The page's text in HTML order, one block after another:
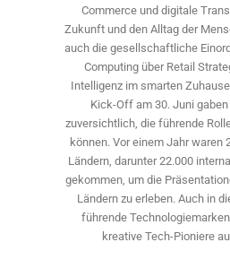
Commerce und digitale
Zukunft und den Alltag der
auch die gesellschaftliche
Computing über Retail
Intelligenz im smarten
Kick-Off am 30. Juni
zuversichtlich, die führende
können. Vor einem Jahr
Ländern, ­darunter 22.000
gekommen, um die
Ländern zu erleben. Auch in
führende
kreative Tech-Pioniere